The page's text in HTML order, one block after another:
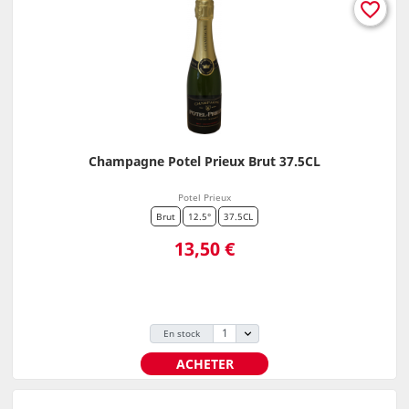
Champagne Potel Prieux Brut 37.5CL
Potel Prieux
Brut
12.5° 37.5CL
Prix
13,50 €
En stock
ACHETER
favorite_border